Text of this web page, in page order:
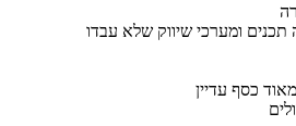
ומערכי שיווק שלא עבדו
כסף עדיין